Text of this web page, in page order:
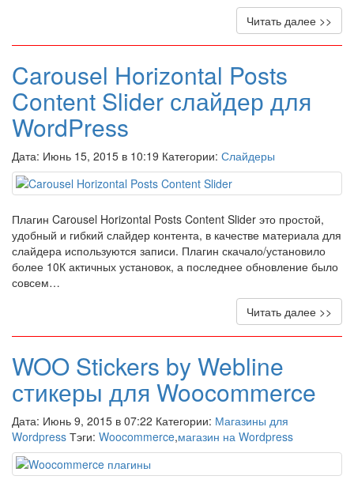
Читать далее >>
Carousel Horizontal Posts
Content Slider слайдер для
WordPress
Дата: Июнь 15, 2015 в 10:19 Категории: Слайдеры
Плагин Carousel Horizontal Posts Content Slider это простой,
удобный и гибкий слайдер контента, в качестве материала для
слайдера используются записи. Плагин скачало/установило
более 10К актичных установок, а последнее обновление было
совсем…
Читать далее >>
WOO Stickers by Webline
стикеры для Woocommerce
Дата: Июнь 9, 2015 в 07:22 Категории: Магазины для
Wordpress Тэги: Woocommerce,магазин на Wordpress